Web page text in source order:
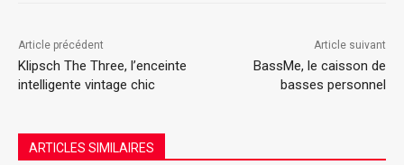
Article précédent
Klipsch The Three, l’enceinte
intelligente vintage chic
Article suivant
BassMe, le caisson de
basses personnel
ARTICLES SIMILAIRES